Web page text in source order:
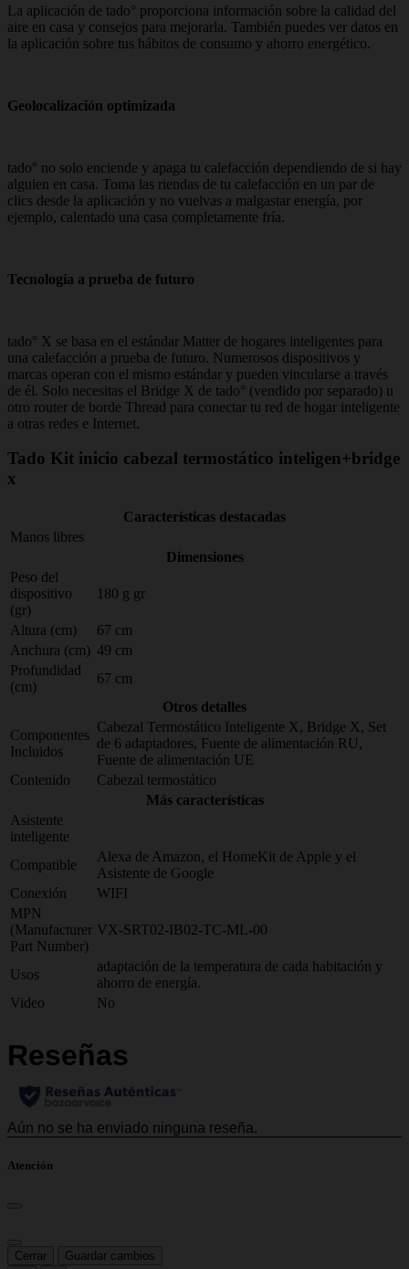
La aplicación de tado° proporciona información sobre la calidad del
aire en casa y consejos para mejorarla. También puedes ver datos en
la aplicación sobre tus hábitos de consumo y ahorro energético.
Geolocalización optimizada
tado° no solo enciende y apaga tu calefacción dependiendo de si hay
alguien en casa. Toma las riendas de tu calefacción en un par de
clics desde la aplicación y no vuelvas a malgastar energía, por
ejemplo, calentado una casa completamente fría.
Tecnología a prueba de futuro
tado° X se basa en el estándar Matter de hogares inteligentes para
una calefacción a prueba de futuro. Numerosos dispositivos y
marcas operan con el mismo estándar y pueden vincularse a través
de él. Solo necesitas el Bridge X de tado° (vendido por separado) u
otro router de borde Thread para conectar tu red de hogar inteligente
a otras redes e Internet.
Tado Kit inicio cabezal termostático inteligen+bridge
x
Características destacadas
Manos libres
Dimensiones
Peso del
dispositivo
(gr)
180 g gr
Altura (cm)
67 cm
Anchura (cm) 49 cm
Profundidad
(cm)
67 cm
Otros detalles
Componentes
Incluidos
Cabezal Termostático Inteligente X, Bridge X, Set
de 6 adaptadores, Fuente de alimentación RU,
Fuente de alimentación UE
Contenido
Cabezal termostático
Más características
Asistente
inteligente
Compatible
Alexa de Amazon, el HomeKit de Apple y el
Asistente de Google
Conexión
WIFI
MPN
(Manufacturer
Part Number)
VX-SRT02-IB02-TC-ML-00
Usos
adaptación de la temperatura de cada habitación y
ahorro de energía.
Video
No
Atención
Cerrar
Guardar cambios